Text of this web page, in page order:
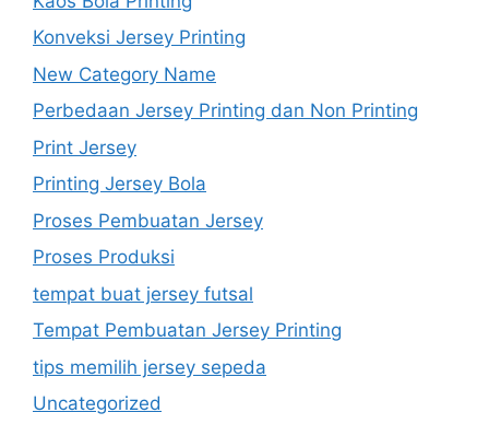
Konveksi Jersey Printing
New Category Name
Perbedaan Jersey Printing dan Non Printing
Print Jersey
Printing Jersey Bola
Proses Pembuatan Jersey
Proses Produksi
tempat buat jersey futsal
Tempat Pembuatan Jersey Printing
tips memilih jersey sepeda
Uncategorized